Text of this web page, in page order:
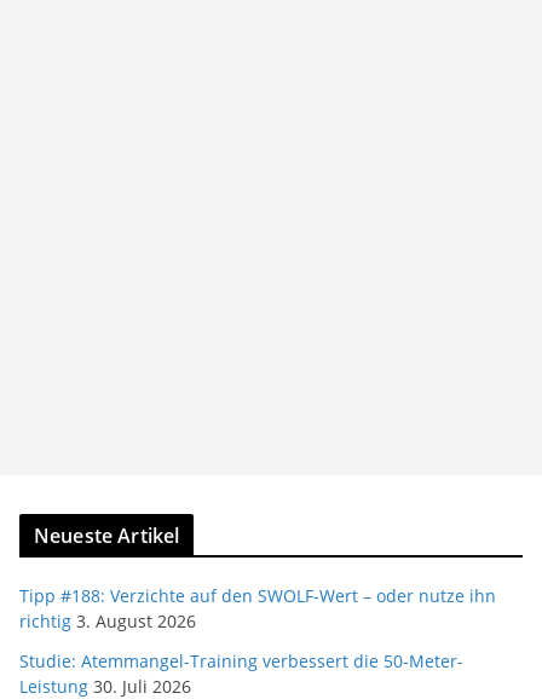
Neueste Artikel
Tipp #188: Verzichte auf den SWOLF-Wert – oder nutze ihn
richtig 3. August 2026
Studie: Atemmangel-Training verbessert die 50-Meter-
Leistung 30. Juli 2026